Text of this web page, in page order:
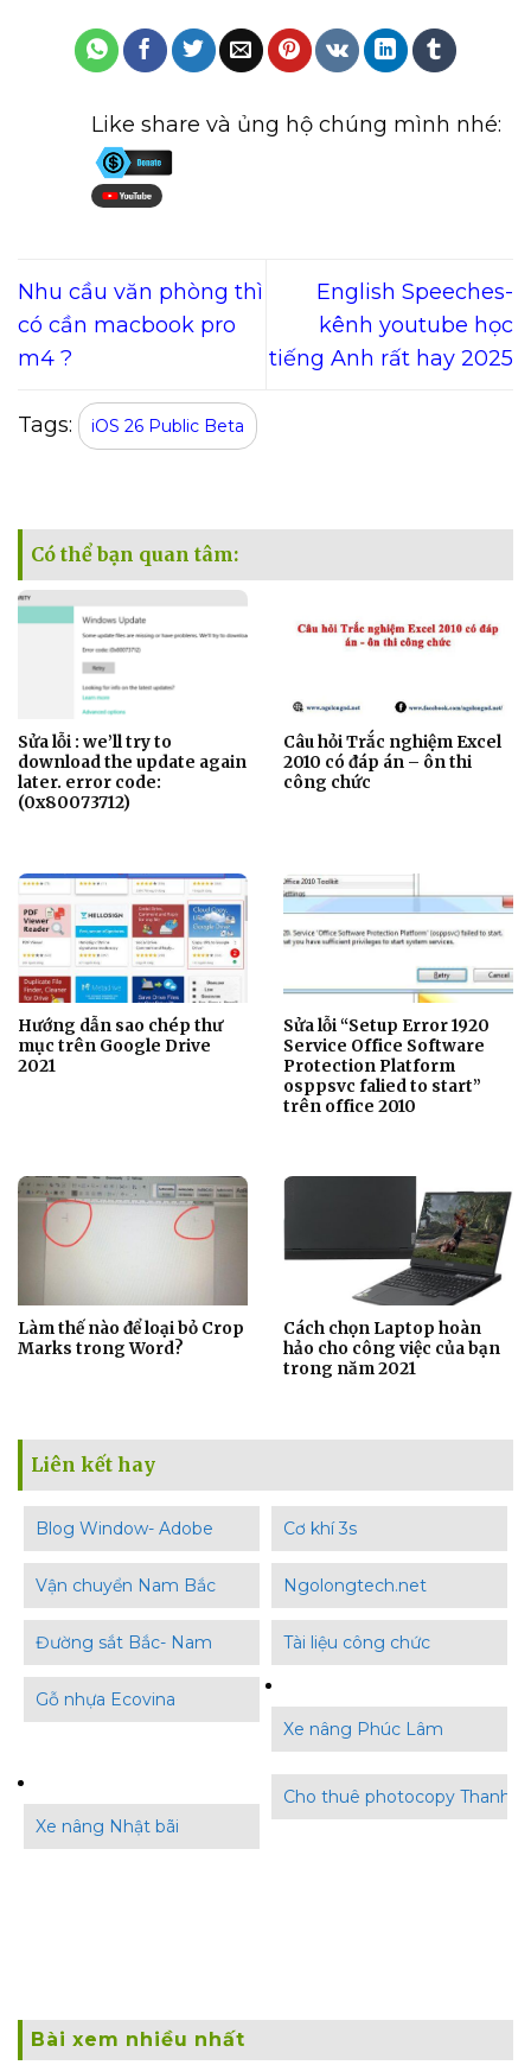
Like share và ủng hộ chúng mình nhé:
Nhu cầu văn phòng thì
có cần macbook pro
m4 ?
English Speeches-
kênh youtube học
tiếng Anh rất hay 2025
Tags: iOS 26 Public Beta
Có thể bạn quan tâm:
Sửa lỗi : we’ll try to
download the update again
later. error code:
(0x80073712)
Câu hỏi Trắc nghiệm Excel
2010 có đáp án – ôn thi
công chức
Hướng dẫn sao chép thư
mục trên Google Drive
2021
Sửa lỗi “Setup Error 1920
Service Office Software
Protection Platform
osppsvc falied to start”
trên office 2010
Làm thế nào để loại bỏ Crop
Marks trong Word?
Cách chọn Laptop hoàn
hảo cho công việc của bạn
trong năm 2021
Liên kết hay
Blog Window- Adobe Cơ khí 3s
Vận chuyển Nam Bắc Ngolongtech.net
Đường sắt Bắc- Nam Tài liệu công chức
Gỗ nhựa Ecovina
Xe nâng Phúc Lâm
Xe nâng Nhật bãi
Cho thuê photocopy Thanh
Bài xem nhiều nhất